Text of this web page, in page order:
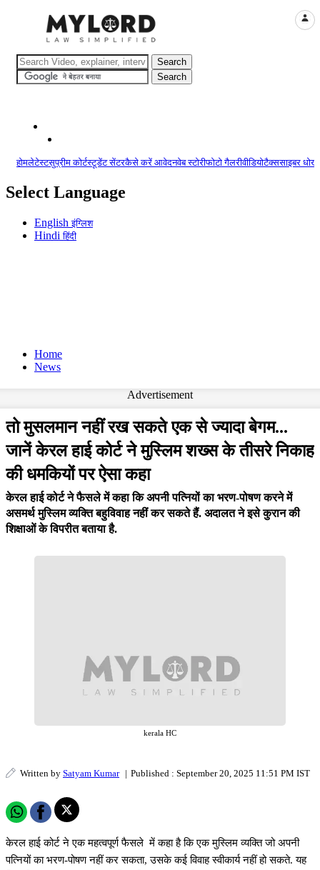
होमलेटेस्टसुप्रीम कोर्टस्टूडेंट सेंटरकैसे करें आवेदनवेब स्टोरीफोटो गैलरीवीडियोटैक्ससाइबर
Select Language
Englishइंग्लिश
Hindiहिंदी
Home
News
Advertisement
तो मुसलमान नहीं रख सकते एक से ज्यादा बेगम...
जानें केरल हाई कोर्ट ने मुस्लिम शख्स के तीसरे निकाह
की धमकियों पर ऐसा कहा
केरल हाई कोर्ट ने फैसले में कहा कि अपनी पत्नियों का भरण-पोषण करने में
असमर्थ मुस्लिम व्यक्ति बहुविवाह नहीं कर सकते हैं. अदालत ने इसे कुरान की
शिक्षाओं के विपरीत बताया है.
kerala HC
Written by Satyam Kumar | Published : September 20, 2025 11:51 PM IST
केरल हाई कोर्ट ने एक महत्वपूर्ण फैसले में कहा है कि एक मुस्लिम व्यक्ति जो अपनी
पत्नियों का भरण-पोषण नहीं कर सकता, उसके कई विवाह स्वीकार्य नहीं हो सकते. यह